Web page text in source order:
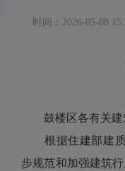
时间：2026-05-08
鼓楼区各有关建
根据住建部建质
步规范和加强建筑